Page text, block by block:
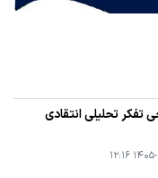
تفکر تحلیلی انتقادی
۱۲:۱۶